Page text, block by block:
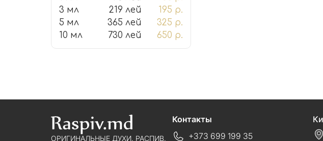
3 мл
219 лей
195 р.
5 мл
365 лей
325 р.
10 мл
730 лей 650 р.
ОРИГИНАЛЬНЫЕ ДУХИ. РАСПИВ.
Контакты
+373 699 199 35